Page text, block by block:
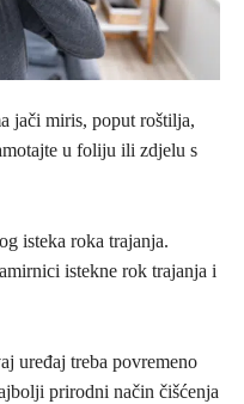
jači miris, poput roštilja,
u foliju ili zdjelu s
isteka roka trajanja.
istekne rok trajanja i
uređaj treba povremeno
prirodni način čišćenja